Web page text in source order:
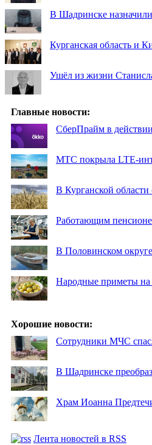
В Шадринске назначили
Курганская область и
Ушёл из жизни
Главные новости:
СберПрайм в
МТС покрыла LTE-
В Курганской области
Работающим
В Половинском
Народные приметы на
Хорошие новости:
Сотрудники МЧС
В Шадринске
Храм Иоанна
Лента новостей в RSS